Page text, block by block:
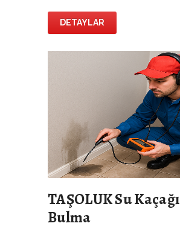
DETAYLAR
TAŞOLUK Su Kaçağı
Bulma